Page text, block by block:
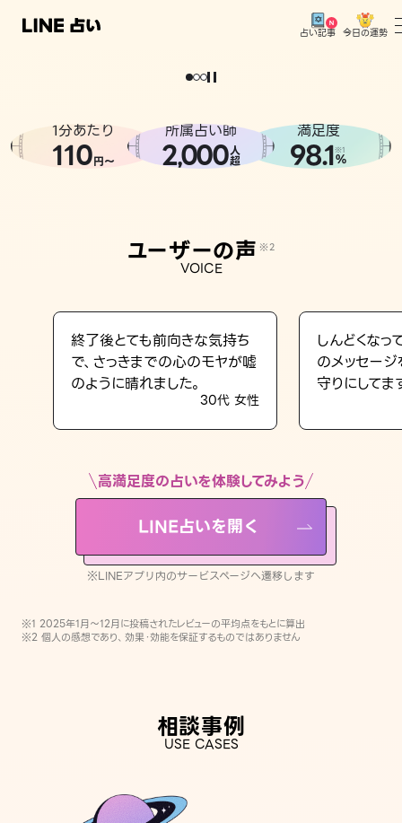
占い記事 今日の運勢
相談事例
LINE占いを開く
※LINEアプリ内のサービスページへ遷移します
どうせなら
。
1分あたり
110円〜
所属占い師
2,000人
超
満足度
98.1※1
%
ユーザーの声 ※2
VOICE
終了後とても前向きな気持ち
で、さっきまでの心のモヤが嘘
のように晴れました。
30代 女性
しんどくなっ
のメッセー
守りにしてま
高満足度の占いを体験してみよう
LINE占いを開く
※LINEアプリ内のサービスページへ遷移します
※1 2025年1月〜12月に投稿されたレビューの平均点をもとに算出
※2 個人の感想であり、効果・効能を保証するものではありません
相談事例
USE CASES